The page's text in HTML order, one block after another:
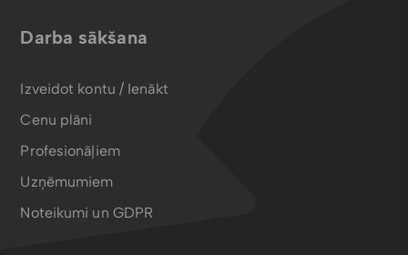
Darba sākšana
Izveidot kontu / Ienākt
Cenu plāni
Profesionāļiem
Uzņēmumiem
Noteikumi un GDPR